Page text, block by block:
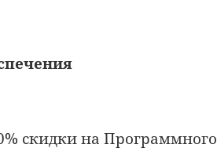
скидки на Программного